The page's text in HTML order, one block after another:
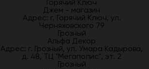
Горячий Ключ
Джем - магазин
Адрес: г. Горячий Ключ, ул.
Черняховского 79
Грозный
Альфа Декор
Адрес: г. Грозный, ул. Умара Кадырова,
д. 48, ТЦ "Мегаполис", эт. 2
Грозный